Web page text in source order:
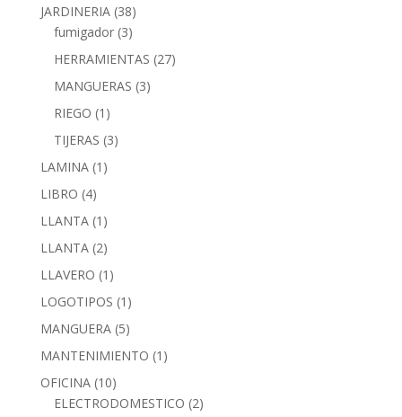
JARDINERIA (38)
fumigador (3)
HERRAMIENTAS (27)
MANGUERAS (3)
RIEGO (1)
TIJERAS (3)
LAMINA (1)
LIBRO (4)
LLANTA (1)
LLANTA (2)
LLAVERO (1)
LOGOTIPOS (1)
MANGUERA (5)
MANTENIMIENTO (1)
OFICINA (10)
ELECTRODOMESTICO (2)